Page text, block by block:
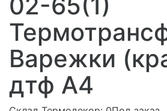
Варежки
дтф А4